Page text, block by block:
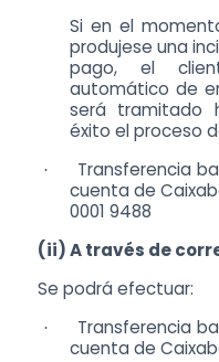
Si en el
produjese una
pago, el
automático de
será tramitado
éxito el proceso
·
Transferencia
cuenta de
0001 9488
(ii) A través de
Se podrá efectuar:
·
Transferencia
cuenta de